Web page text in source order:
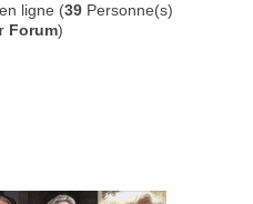
ligne (39 Personne(s)
Forum)